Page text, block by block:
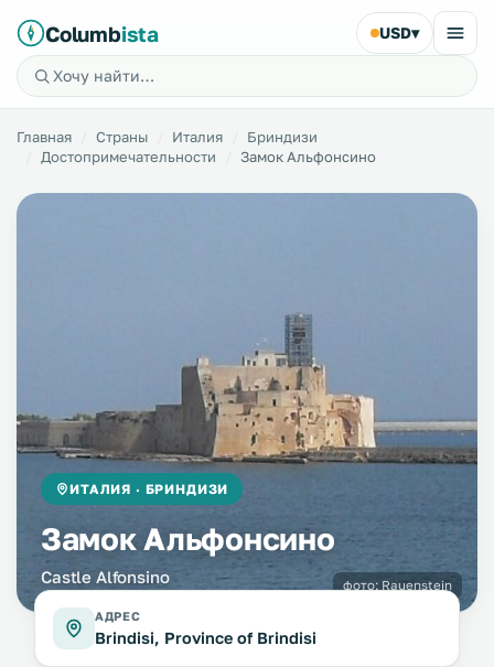
Columbista USD▾
Главная Страны Италия
Бриндизи
Достопримечательности
Замок Альфонсино
ИТАЛИЯ · БРИНДИЗИ
Замок Альфонсино
Castle Alfonsino фото: Rauenstein
АДРЕС
Brindisi, Province of Brindisi